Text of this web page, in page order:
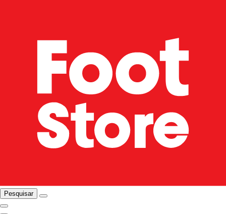
Pesquisar